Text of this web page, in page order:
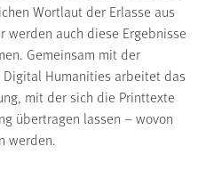
Wortlaut der Erlasse aus
werden auch diese Ergebnisse
Gemeinsam mit der
Humanities arbeitet das
mit der sich die Printtexte
übertragen lassen – wovon
werden.